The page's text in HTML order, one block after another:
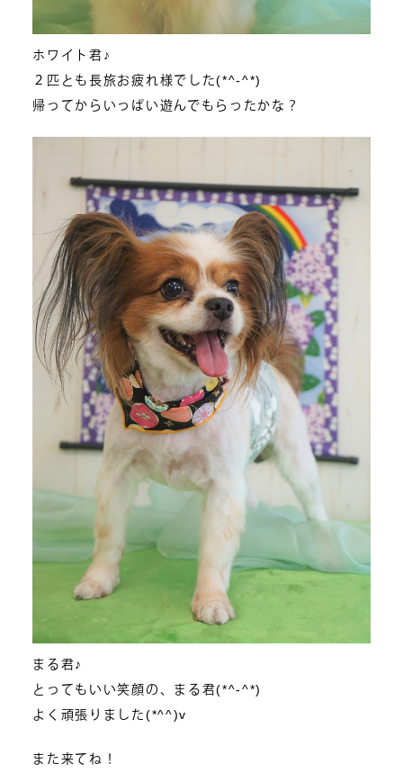
ホワイト君♪
２匹とも長旅お疲れ様でした(*^-^*)
帰ってからいっぱい遊んでもらったかな？
まる君♪
とってもいい笑顔の、まる君(*^-^*)
よく頑張りました(*^^)v
また来てね！